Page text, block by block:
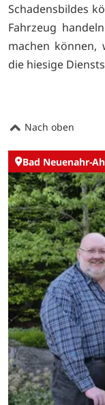
Schadensbildes
Fahrzeug
machen können,
die hiesige
Nach oben
Bad Neuenahr-